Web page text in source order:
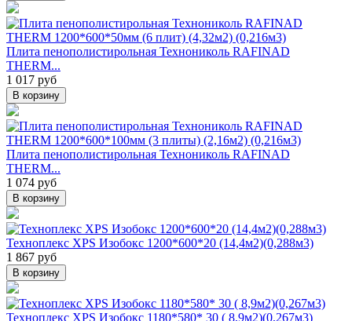
Плита пенополистирольная Технониколь RAFINAD
THERM...
1 017 руб
В корзину
Плита пенополистирольная Технониколь RAFINAD
THERM...
1 074 руб
В корзину
Техноплекс XPS Изобокс 1200*600*20 (14,4м2)(0,288м3)
1 867 руб
В корзину
Техноплекс XPS Изобокс 1180*580* 30 ( 8,9м2)(0,267м3)